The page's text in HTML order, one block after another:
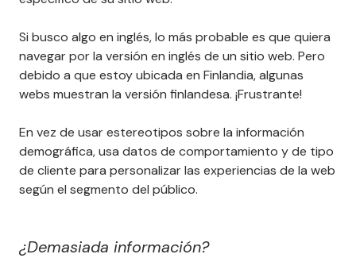
Si busco algo en inglés, lo más probable es que quiera
navegar por la versión en inglés de un sitio web. Pero
debido a que estoy ubicada en Finlandia, algunas
webs muestran la versión finlandesa. ¡Frustrante!
En vez de usar estereotipos sobre la información
demográfica, usa datos de comportamiento y de tipo
de cliente para personalizar las experiencias de la web
según el segmento del público.
¿Demasiada información?